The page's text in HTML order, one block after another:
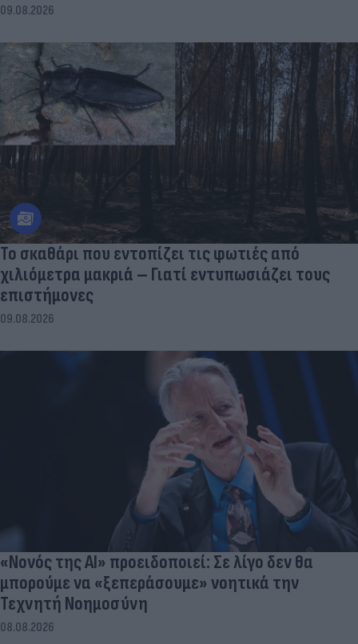
09.08.2026
Το σκαθάρι που εντοπίζει τις φωτιές από
χιλιόμετρα μακριά – Γιατί εντυπωσιάζει τους
επιστήμονες
09.08.2026
«Νονός της AI» προειδοποιεί: Σε λίγο δεν θα
μπορούμε να «ξεπεράσουμε» νοητικά την
Τεχνητή Νοημοσύνη
08.08.2026